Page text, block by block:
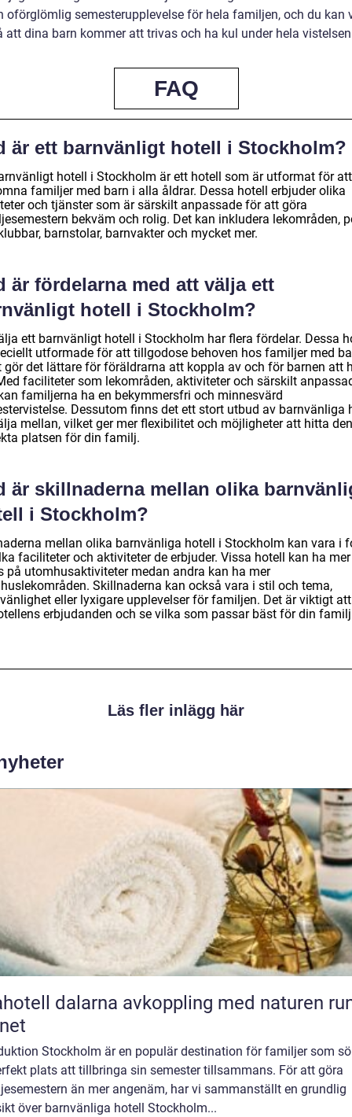
oförglömlig semesterupplevelse för hela familjen, och du kan
att dina barn kommer att trivas och ha kul under hela
FAQ
är ett barnvänligt hotell i Stockholm?
hotell i Stockholm är ett hotell som är utformat för att
familjer med barn i alla åldrar. Dessa hotell erbjuder olika
och tjänster som är särskilt anpassade för att göra
bekväm och rolig. Det kan inkludera lekområden,
barnstolar, barnvakter och mycket mer.
är fördelarna med att välja ett
hotell i Stockholm?
ett barnvänligt hotell i Stockholm har flera fördelar. Dessa
utformade för att tillgodose behoven hos familjer med
gör det lättare för föräldrarna att koppla av och för barnen att
faciliteter som lekområden, aktiviteter och särskilt
familjerna ha en bekymmersfri och minnesvärd
Dessutom finns det ett stort utbud av barnvänliga
mellan, vilket ger mer flexibilitet och möjligheter att hitta den
platsen för din familj.
är skillnaderna mellan olika
i Stockholm?
mellan olika barnvänliga hotell i Stockholm kan vara i
faciliteter och aktiviteter de erbjuder. Vissa hotell kan ha mer
på utomhusaktiviteter medan andra kan ha mer
Skillnaderna kan också vara i stil och tema,
eller lyxigare upplevelser för familjen. Det är viktigt
erbjudanden och se vilka som passar bäst för din
Läs fler inlägg här
avkoppling med naturen runt
Stockholm är en populär destination för familjer som
plats att tillbringa sin semester tillsammans. För att göra
än mer angenäm, har vi sammanställt en grundlig
över barnvänliga hotell Stockholm...